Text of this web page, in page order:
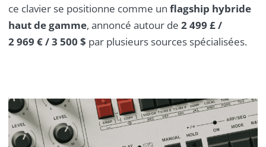
ce clavier se positionne comme un flagship hybride
haut de gamme, annoncé autour de 2 499 £ /
2 969 € / 3 500 $ par plusieurs sources spécialisées.